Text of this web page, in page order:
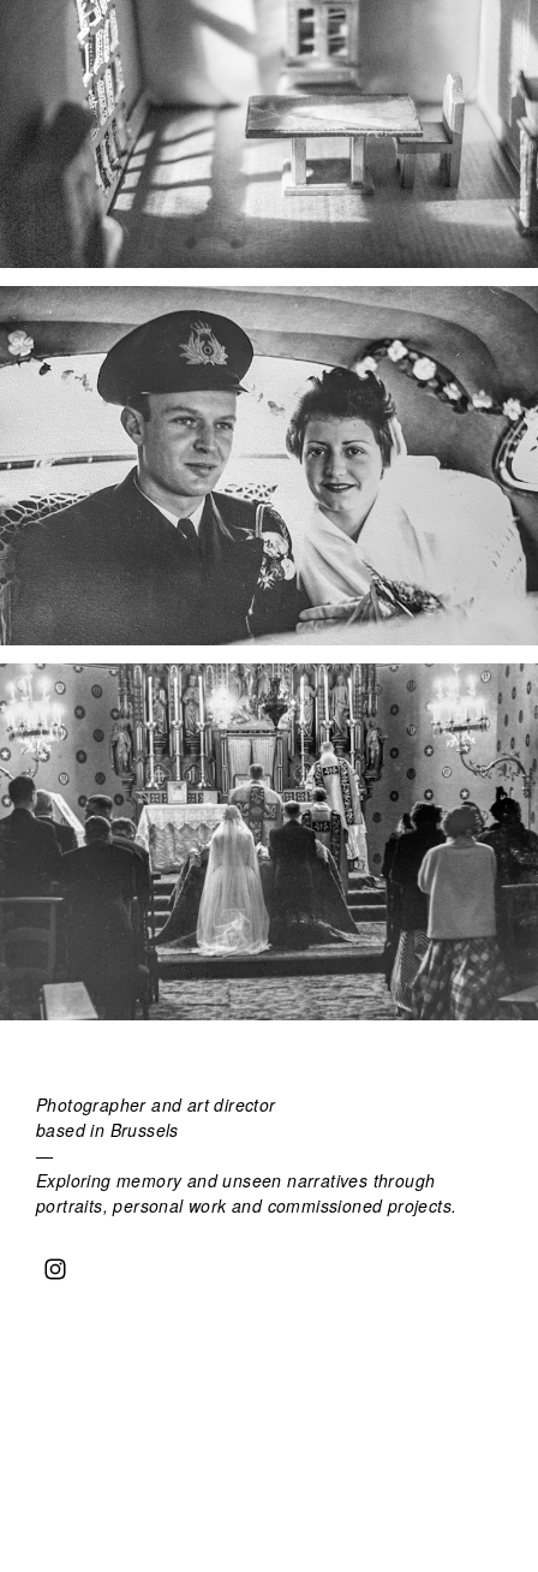
Photographer and art director
based in Brussels
—
Exploring memory and unseen narratives through
portraits, personal work and commissioned projects.